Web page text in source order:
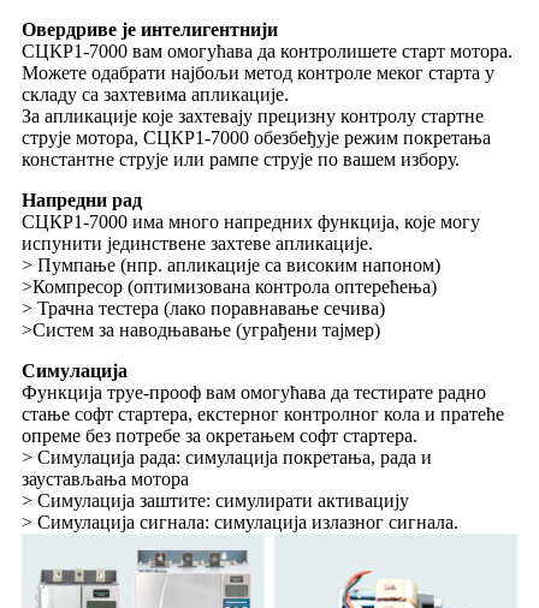
Овердриве је интелигентнији
СЦКР1-7000 вам омогућава да контролишете старт мотора.
Можете одабрати најбољи метод контроле меког старта у
складу са захтевима апликације.
За апликације које захтевају прецизну контролу стартне
струје мотора, СЦКР1-7000 обезбеђује режим покретања
константне струје или рампе струје по вашем избору.
Напредни рад
СЦКР1-7000 има много напредних функција, које могу
испунити јединствене захтеве апликације.
> Пумпање (нпр. апликације са високим напоном)
>Компресор (оптимизована контрола оптерећења)
> Трачна тестера (лако поравнавање сечива)
>Систем за наводњавање (уграђени тајмер)
Симулација
Функција труе-прооф вам омогућава да тестирате радно
стање софт стартера, екстерног контролног кола и пратеће
опреме без потребе за окретањем софт стартера.
> Симулација рада: симулација покретања, рада и
заустављања мотора
> Симулација заштите: симулирати активацију
> Симулација сигнала: симулација излазног сигнала.